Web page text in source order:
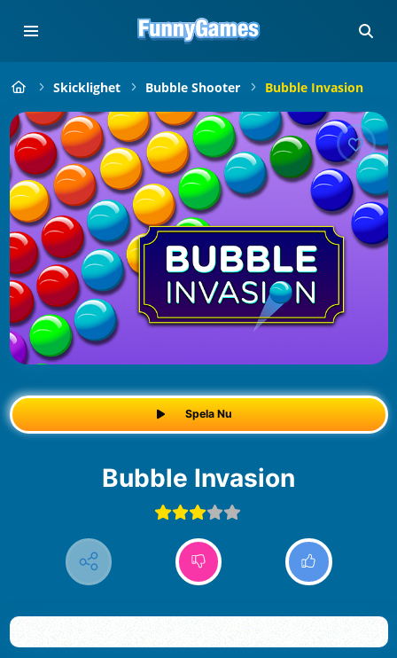
Skicklighet Bubble Shooter Bubble Invasion
Spela Nu
Bubble Invasion